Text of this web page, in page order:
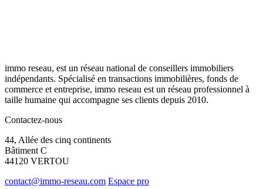
immo reseau, est un réseau national de conseillers immobiliers
indépendants. Spécialisé en transactions immobilières, fonds de
commerce et entreprise, immo reseau est un réseau professionnel à
taille humaine qui accompagne ses clients depuis 2010.
Contactez-nous
44, Allée des cinq continents
Bâtiment C
44120 VERTOU
contact@immo-reseau.com Espace pro